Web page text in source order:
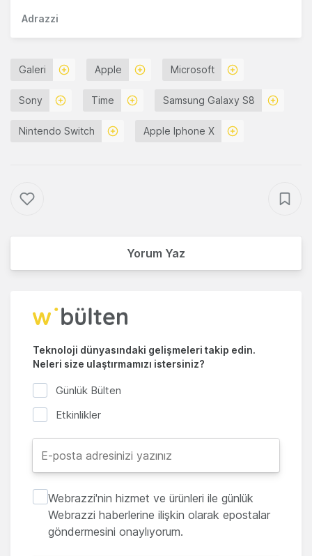
Adrazzi
Galeri Apple Microsoft
Sony Time Samsung Galaxy S8
Nintendo Switch Apple Iphone X
Yorum Yaz
Teknoloji dünyasındaki gelişmeleri takip edin.
Neleri size ulaştırmamızı istersiniz?
Günlük Bülten
Etkinlikler
Webrazzi'nin hizmet ve ürünleri ile günlük
Webrazzi haberlerine ilişkin olarak epostalar
göndermesini onaylıyorum.